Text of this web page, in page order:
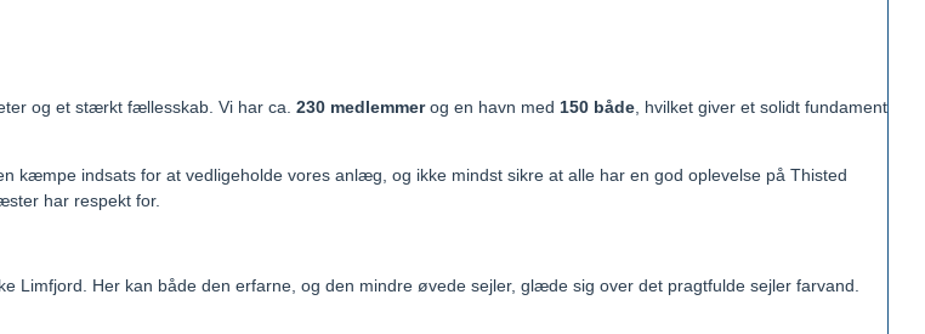
og et stærkt fællesskab. Vi har ca. 230 medlemmerog en havn med 150 både , hvilket giver et solidt fundament
kæmpe indsats for at vedligeholde vores anlæg, og ikke mindst sikre at alle har en god oplevelse på Thisted
har respekt for.
Limfjord. Her kan både den erfarne, og den mindre øvede sejler, glæde sig over det pragtfulde sejler farvand.